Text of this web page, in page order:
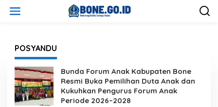
POSYANDU
Bunda Forum Anak Kabupaten Bone
Resmi Buka Pemilihan Duta Anak dan
Kukuhkan Pengurus Forum Anak
Periode 2026–2028